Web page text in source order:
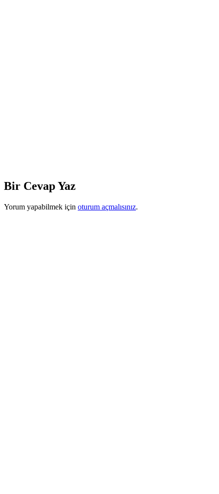
Bir Cevap Yaz
Yorum yapabilmek için oturum açmalısınız.